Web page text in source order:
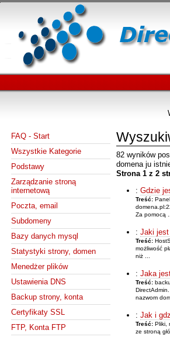
FAQ - Start
Wszystkie Kategorie
Podstawy
Zarządzanie stroną
internetową
Poczta, email
Subdomeny
Bazy danych mysql
Statystyki strony, domen
Menedżer plików
Ustawienia DNS
Backup strony, konta
Certyfikaty SSL
FTP, Konta FTP
82 wyników
domena ju
Strona 1 z 2
: Gdzie
Treść:
Za pomocą ...
: Jaki jest
Treść:
możliwość
niż ...
: Jaka
Treść:
nazwom
: Jak i
Treść: Pliki,
ze stroną